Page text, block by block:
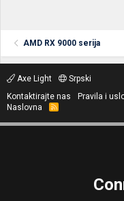
AMD RX 9000 serija
Axe Light
Srpski
Kontaktirajte nas
Pravila i
Naslovna
R
S